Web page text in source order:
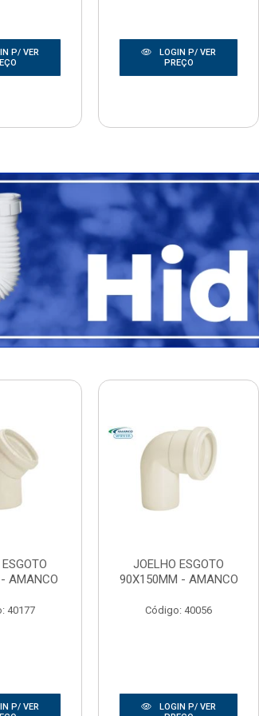
P/ VER
LOGIN P/ VER
PREÇO
AMANCO
40177
P/ VER
JOELHO ESGOTO
90X150MM - AMANCO
Código: 40056
LOGIN P/ VER